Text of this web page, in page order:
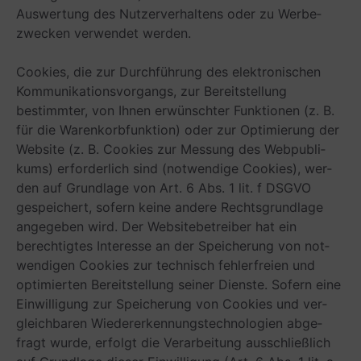
Aus­wer­tung des Nut­zer­ver­hal­tens oder zu Wer­be­
zwe­cken ver­wen­det werden.
Coo­kies, die zur Durch­füh­rung des elek­tro­ni­schen
Kom­mu­ni­ka­ti­ons­vor­gangs, zur Bereit­stel­lung
bestimm­ter, von Ihnen erwünsch­ter Funk­tio­nen (z. B.
für die Waren­korb­funk­tion) oder zur Opti­mie­rung der
Web­site (z. B. Coo­kies zur Mes­sung des Web­pu­bli­
kums) erfor­der­lich sind (not­wen­dige Coo­kies), wer­
den auf Grund­lage von Art. 6 Abs. 1 lit. f DSGVO
gespei­chert, sofern keine andere Rechts­grund­lage
ange­ge­ben wird. Der Web­site­be­trei­ber hat ein
berech­tig­tes Inter­esse an der Spei­che­rung von not­
wen­di­gen Coo­kies zur tech­nisch feh­ler­freien und
opti­mier­ten Bereit­stel­lung sei­ner Dienste. Sofern eine
Ein­wil­li­gung zur Spei­che­rung von Coo­kies und ver­
gleich­ba­ren Wie­der­erken­nungs­tech­no­lo­gien abge­
fragt wurde, erfolgt die Ver­ar­bei­tung aus­schließ­lich